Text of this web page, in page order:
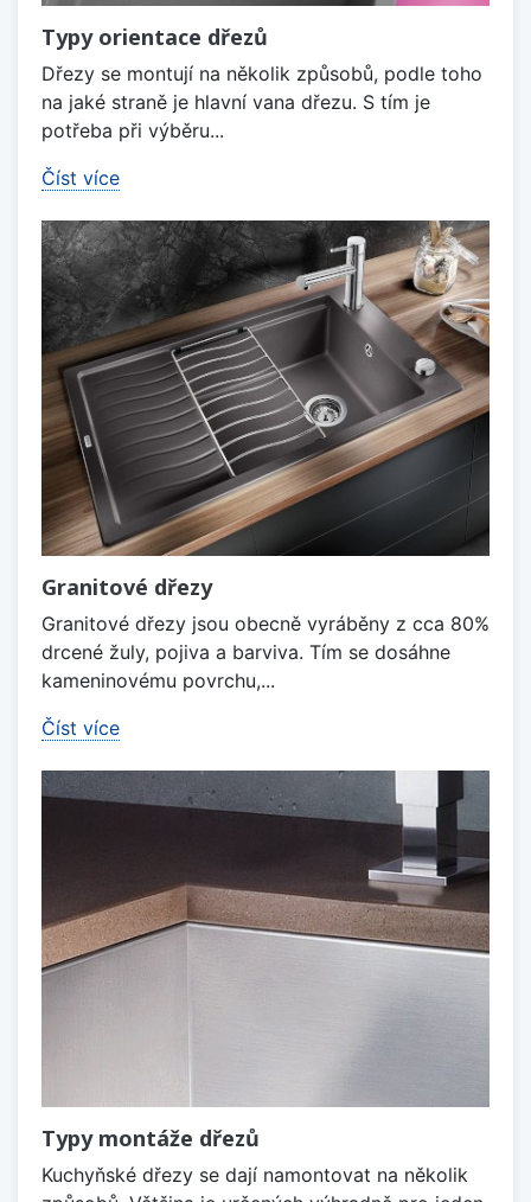
Typy orientace dřezů
Dřezy se montují na několik způsobů, podle toho
na jaké straně je hlavní vana dřezu. S tím je
potřeba při výběru...
Číst více
Granitové dřezy
Granitové dřezy jsou obecně vyráběny z cca 80%
drcené žuly, pojiva a barviva. Tím se dosáhne
kameninovému povrchu,...
Číst více
Typy montáže dřezů
Kuchyňské dřezy se dají namontovat na několik